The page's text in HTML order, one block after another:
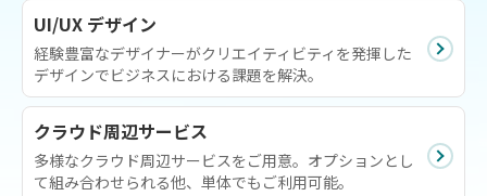
UI/UX デザイン
経験豊富なデザイナーがクリエイティビティを発揮した
デザインでビジネスにおける課題を解決。
クラウド周辺サービス
多様なクラウド周辺サービスをご用意。オプションとし
て組み合わせられる他、単体でもご利用可能。